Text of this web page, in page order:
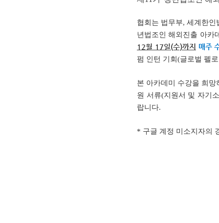
협회는 법무부, 세계한
년법조인 해외진출 아카
12월 17일(수)까지
매주
펌 인턴 기회(글로벌 펠
본 아카데미 수강을 희
원 서류(지원서 및 자기
랍니다.
* 구글 계정 미소지자의